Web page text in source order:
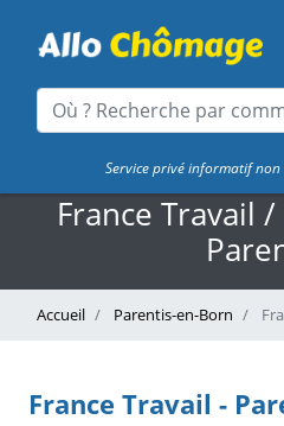
Service privé informatif
France Travail
Accueil Parentis-en-Born
France Travail -